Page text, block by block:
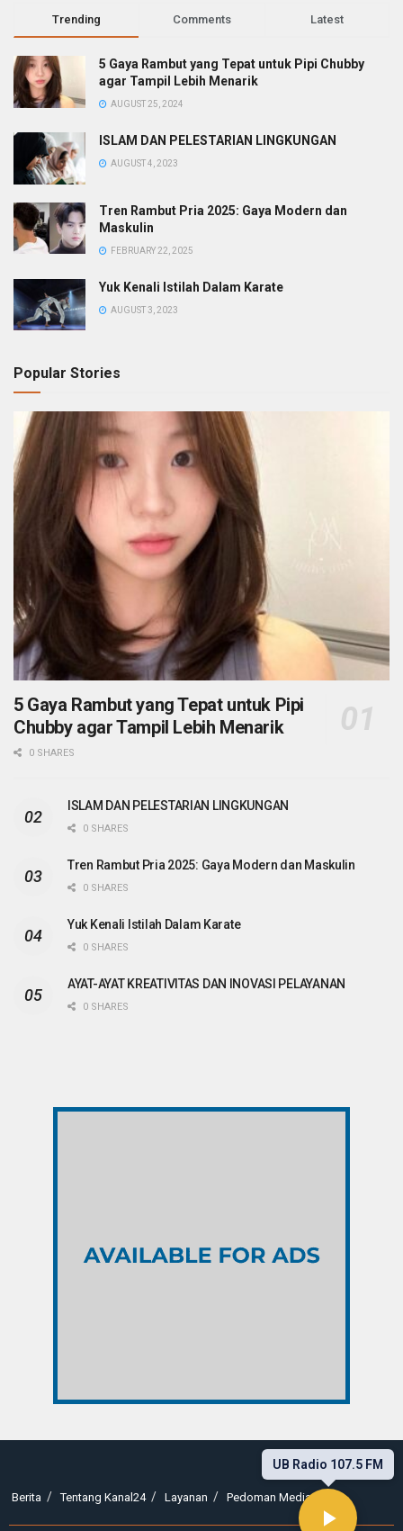
Trending Comments Latest
5 Gaya Rambut yang Tepat untuk Pipi Chubby
agar Tampil Lebih Menarik
AUGUST 25, 2024
ISLAM DAN PELESTARIAN LINGKUNGAN
AUGUST 4, 2023
Tren Rambut Pria 2025: Gaya Modern dan
Maskulin
FEBRUARY 22, 2025
Yuk Kenali Istilah Dalam Karate
AUGUST 3, 2023
Popular Stories
5 Gaya Rambut yang Tepat untuk Pipi
Chubby agar Tampil Lebih Menarik
0 SHARES
ISLAM DAN PELESTARIAN LINGKUNGAN
0 SHARES
Tren Rambut Pria 2025: Gaya Modern dan Maskulin
0 SHARES
Yuk Kenali Istilah Dalam Karate
0 SHARES
AYAT-AYAT KREATIVITAS DAN INOVASI PELAYANAN
0 SHARES
UB Radio 107.5 FM
Berita Tentang Kanal24 Layanan Pedoman Media Siber